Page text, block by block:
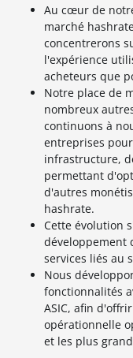
Au cœur de
marché
concentrerons
l'expérience
acheteurs que
Notre place de
nombreux
continuons à
entreprises
infrastructure,
permettant
d'autres
hashrate.
Cette évolution
développement
services liés au
Nous
fonctionnalités
ASIC, afin
opérationnelle
et les plus